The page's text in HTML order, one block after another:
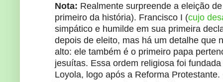
Nota: Realmente surpreende a eleição
primeiro da história). Francisco I (cujo
simpático e humilde em sua primeira
depois de eleito, mas há um detalhe que
alto: ele também é o primeiro papa
jesuítas. Essa ordem religiosa foi
Loyola, logo após a Reforma